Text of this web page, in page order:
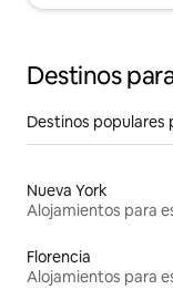
Destinos
Destinos populares
Nueva York
Florencia